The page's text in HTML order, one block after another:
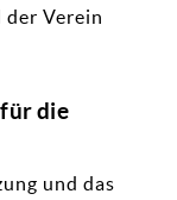
Verein
für die
und das